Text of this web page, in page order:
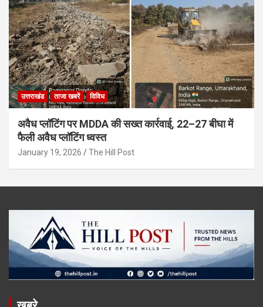
उत्तराखंड ताजा खबरें विविध
अवैध प्लॉटिंग पर MDDA की सख्त कार्रवाई, 22–27 बीघा में
फैली अवैध प्लॉटिंग ध्वस्त
January 19, 2026 The Hill Post